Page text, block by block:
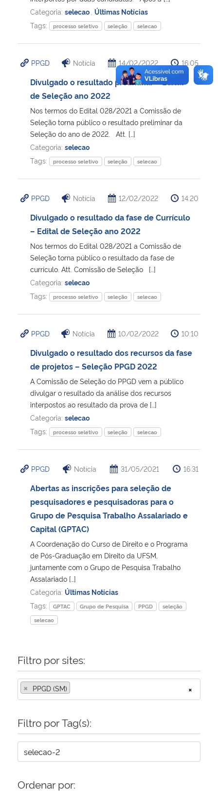
Categoria: selecao Últimas Notícias
Tags:
processo seletivo seleção selecao
PPGD Notícia 14/02/2022 16:05
Divulgado o resultado preliminar – Edital
de Seleção ano 2022
Nos termos do Edital 028/2021 a Comissão de
Seleção torna público o resultado preliminar da
Seleção do ano de 2022. Att. […]
Categoria: selecao
Tags:
processo seletivo seleção selecao
PPGD Notícia 12/02/2022 14:20
Divulgado o resultado da fase de Currículo
– Edital de Seleção ano 2022
Nos termos do Edital 028/2021 a Comissão de
Seleção torna público o resultado da fase de
currículo. Att. Comissão de Seleção […]
Categoria: selecao
Tags:
processo seletivo seleção selecao
PPGD Notícia 10/02/2022 10:10
Divulgado o resultado dos recursos da fase
de projetos – Seleção PPGD 2022
A Comissão de Seleção do PPGD vem a público
divulgar o resultado da análise dos recursos
interpostos ao resultado da prova de […]
Categoria: selecao
Tags:
processo seletivo seleção selecao
PPGD Notícia 31/05/2021 16:31
Abertas as inscrições para seleção de
pesquisadores e pesquisadoras para o
Grupo de Pesquisa Trabalho Assalariado e
Capital (GPTAC)
A Coordenação do Curso de Direito e o Programa
de Pós-Graduação em Direito da UFSM,
juntamente com o Grupo de Pesquisa Trabalho
Assalariado […]
Categoria: Últimas Notícias
Tags:
GPTAC Grupo de Pesquisa PPGD
seleção
selecao
Filtro por sites:
×
× PPGD (SM)
Filtro por Tag(s):
Ordenar por: